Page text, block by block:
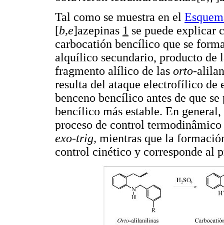
Tal como se muestra en el
[b,e]azepinas 1 se puede explicar
carbocatión bencílico que se
alquílico secundario, producto
fragmento alílico de las orto-
resulta del ataque electrofílico de
benceno bencílico antes de que
bencílico más estable. En
proceso de control
exo-trig, mientras que la
control cinético y corresponde al